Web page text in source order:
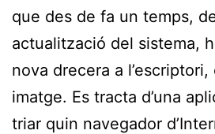
que des de fa un temps,
actualització del sistema,
nova drecera a
imatge. Es tracta d’una
triar quin navegador